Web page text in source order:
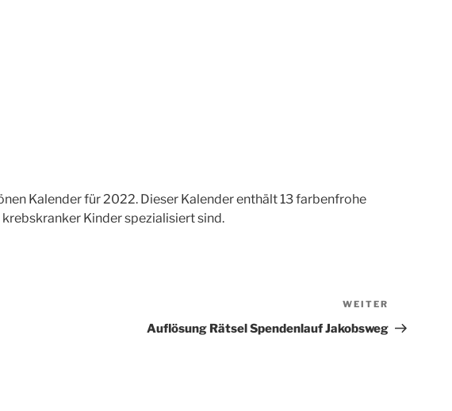
Kalender für 2022. Dieser Kalender enthält 13 farbenfrohe
Kinder spezialisiert sind.
Beitrag
WEITER
Auflösung Rätsel Spendenlauf Jakobsweg